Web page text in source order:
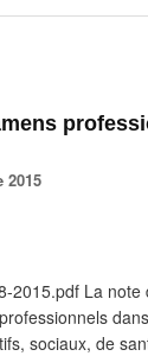
2015
2015.pdf La
sociaux, de